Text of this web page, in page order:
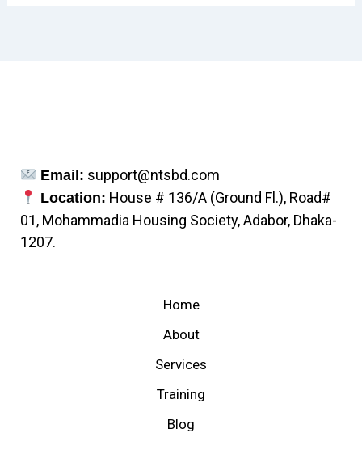
Email: support@ntsbd.com
Location: House # 136/A (Ground Fl.), Road#
01, Mohammadia Housing Society, Adabor, Dhaka-
1207.
Home
About
Services
Training
Blog